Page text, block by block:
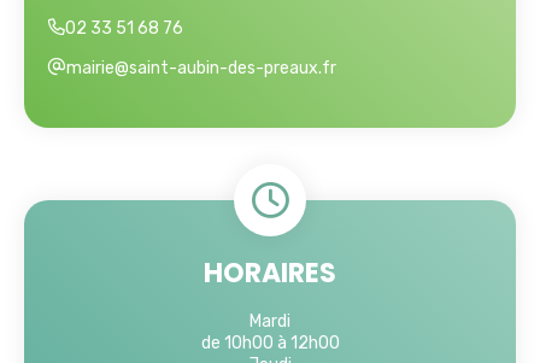
02 33 51 68 76
mairie@saint-aubin-des-preaux.fr
HORAIRES
Mardi
de 10h00 à 12h00